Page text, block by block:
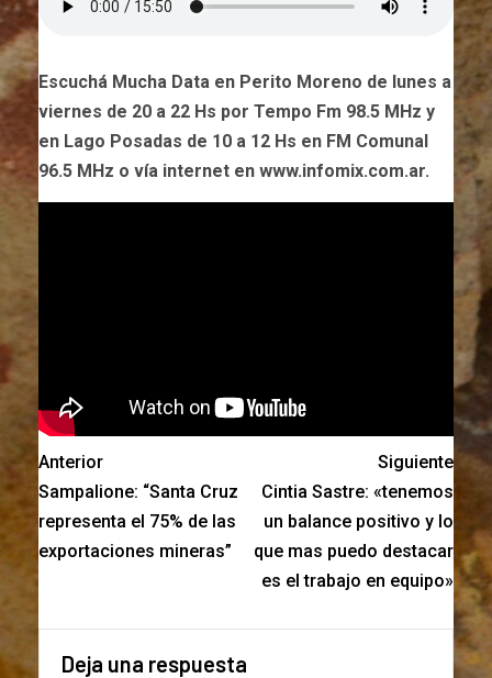
Escuchá Mucha Data en Perito Moreno de lunes a
viernes de 20 a 22 Hs por Tempo Fm 98.5 MHz y
en Lago Posadas de 10 a 12 Hs en FM Comunal
96.5 MHz o vía internet en www.infomix.com.ar.
Anterior
Sampalione: “Santa Cruz
representa el 75% de las
exportaciones mineras”
Siguiente
Cintia Sastre: «tenemos
un balance positivo y lo
que mas puedo destacar
es el trabajo en equipo»
Deja una respuesta